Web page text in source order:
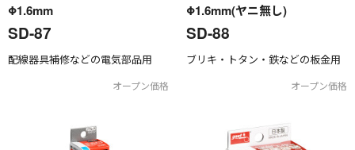
Φ1.6mm
SD-87
配線器具補修などの電気部品用
オープン価格
Φ1.6mm(ヤニ無し)
SD-88
ブリキ・トタン・鉄などの板金用
オープン価格